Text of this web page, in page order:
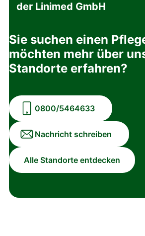
der Linimed GmbH
Sie suchen einen
möchten mehr über
Standorte erfahren?
0800/5464633
Nachricht schreiben
Alle Standorte entdecken